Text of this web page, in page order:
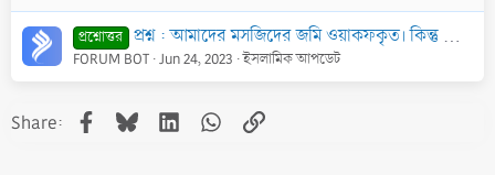
প্রশ্নোত্তর প্রশ্ন : আমাদের মসজিদের জমি ওয়াকফকৃত। কিন্তু যারা ওয়াকফ করেছেন তারা কমিটিতে ভালো পদ না পাওয়ায় মাঝে মাঝে কটু কথা বলে থাকেন। এক্ষণে উক্ত মসজিদে ছালাত শু
FORUM BOT Jun 24, 2023 ইসলামিক আপডেট
Share: Facebook
BlueskyLinkedInWhatsApp
Link